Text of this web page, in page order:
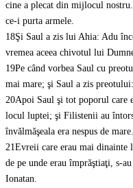
cine a plecat din mijlocul
ce-i purta armele.
18Şi Saul a zis lui Ahia: Adu
vremea aceea chivotul lui
19Pe când vorbea Saul cu
mai mare; şi Saul a zis
20Apoi Saul şi tot poporul care
locul luptei; şi Filistenii au
învălmăşeala era nespus de mare.
21Evreii care erau mai dinainte
de pe unde erau împrăştiaţi, s-
Ionatan.